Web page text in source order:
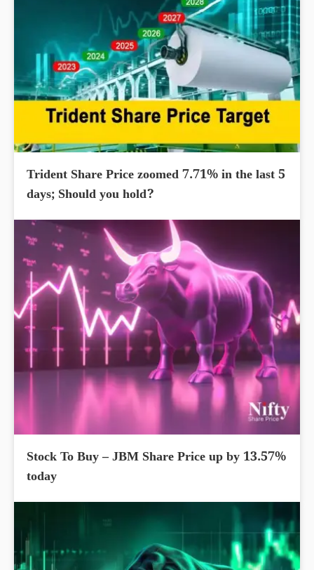
Trident Share Price zoomed 7.71% in the last 5
days; Should you hold?
Stock To Buy – JBM Share Price up by 13.57%
today